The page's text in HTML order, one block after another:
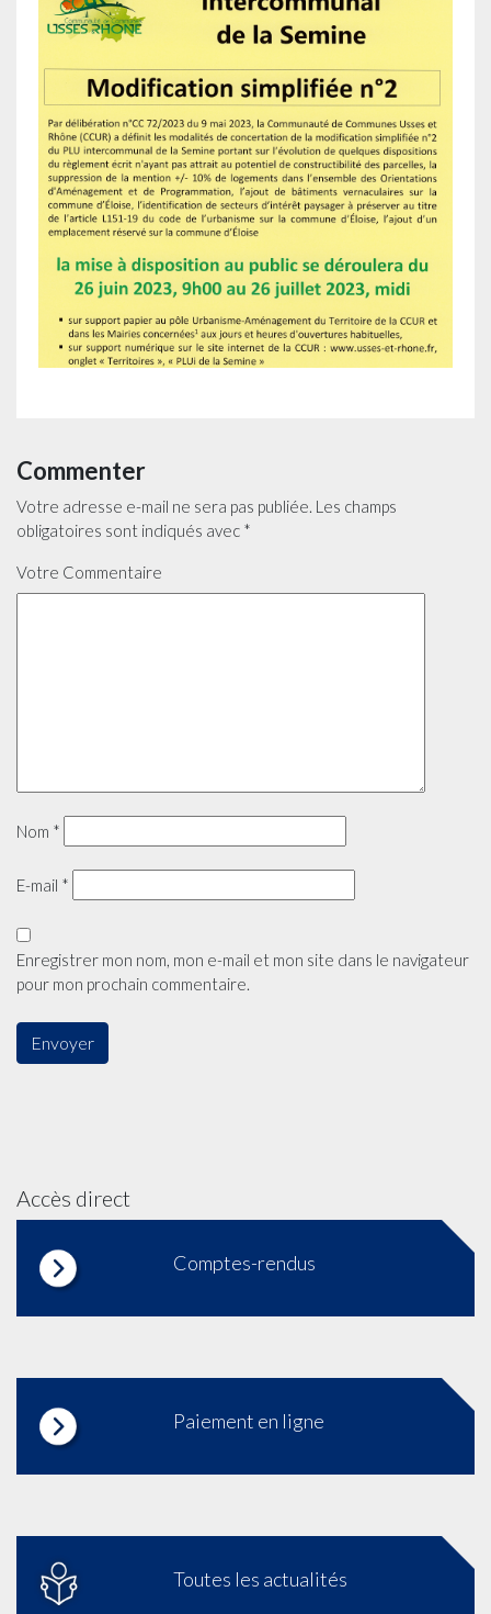
Commenter
Votre adresse e-mail ne sera pas publiée. Les champs
obligatoires sont indiqués avec *
Votre Commentaire
Nom *
E-mail *
Enregistrer mon nom, mon e-mail et mon site dans le navigateur
pour mon prochain commentaire.
Accès direct
Comptes-rendus
Paiement en ligne
Toutes les actualités